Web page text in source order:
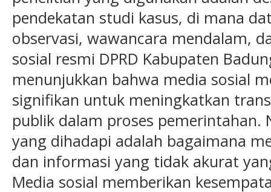
pendekatan studi kasus, di mana
observasi, wawancara mendalam,
sosial resmi DPRD Kabupaten
menunjukkan bahwa media sosial
signifikan untuk meningkatkan
publik dalam proses
yang dihadapi adalah bagaimana
dan informasi yang tidak akurat
Media sosial memberikan